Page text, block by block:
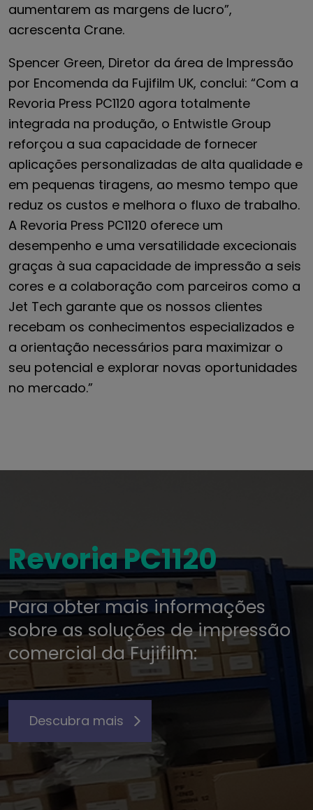
aumentarem as margens de lucro”,
acrescenta Crane.
Spencer Green, Diretor da área de Impressão
por Encomenda da Fujifilm UK, conclui: “Com a
Revoria Press PC1120 agora totalmente
integrada na produção, o Entwistle Group
reforçou a sua capacidade de fornecer
aplicações personalizadas de alta qualidade e
em pequenas tiragens, ao mesmo tempo que
reduz os custos e melhora o fluxo de trabalho.
A Revoria Press PC1120 oferece um
desempenho e uma versatilidade excecionais
graças à sua capacidade de impressão a seis
cores e a colaboração com parceiros como a
Jet Tech garante que os nossos clientes
recebam os conhecimentos especializados e
a orientação necessários para maximizar o
seu potencial e explorar novas oportunidades
no mercado.”
Revoria PC1120
Para obter mais informações
sobre as soluções de impressão
comercial da Fujifilm:
Descubra mais